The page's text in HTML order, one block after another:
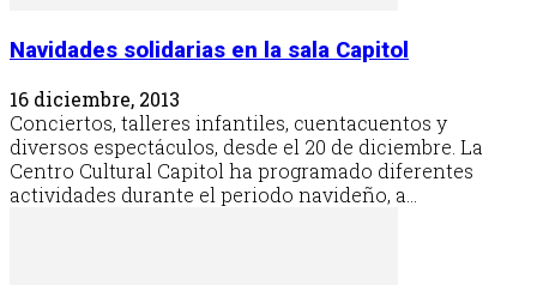
Navidades solidarias en la sala Capitol
16 diciembre, 2013
Conciertos, talleres infantiles, cuentacuentos y
diversos espectáculos, desde el 20 de diciembre. La
Centro Cultural Capitol ha programado diferentes
actividades durante el periodo navideño, a...